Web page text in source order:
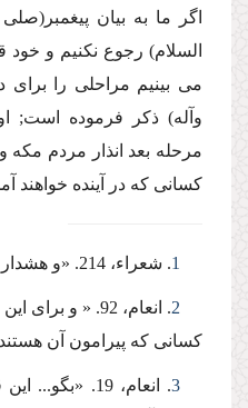
اگر ما به بیان
السلام) رجوع نكنیم و
مى بینیم مراحلى را براى
وآله) ذكر فرموده است;
مرحله بعد انذار مردم مكه
كسانى كه در آینده خواهند
1. شعراء، 214. «و هشدار ده به خویشان نزدیك خود.»
2
. انعام، 92. « و
كسانى كه پیرامون آن
3
. انعام، 19.